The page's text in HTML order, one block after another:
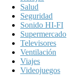
Salud
Seguridad
Sonido HI-FI
Supermercado
Televisores
Ventilación
Viajes
Videojuegos